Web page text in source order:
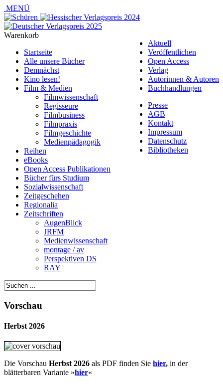
MENÜ
Aktuell
Veröffentlichen
Open Access
Verlag
Autorinnen & Autoren
Buchhandlungen
Presse
AGB
Kontakt
Impressum
Datenschutz
Bibliotheken
Warenkorb
Startseite
Alle unsere Bücher
Demnächst
Kino lesen!
Film & Medien
Filmwissenschaft
Regisseure
Filmbusiness
Filmpraxis
Filmgeschichte
Medienpädagogik
Reihen
eBooks
Open Access Publikationen
Bücher fürs Studium
Sozialwissenschaft
Zeitgeschehen
Regionalia
Zeitschriften
AugenBlick
JRFM
Medienwissenschaft
montage / av
Perspektiven DS
RAY
Vorschau
Herbst 2026
Die Vorschau Herbst 2026 als PDF finden Sie hier, in der
blätterbaren Variante »hier«